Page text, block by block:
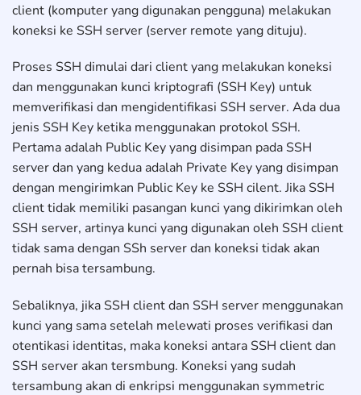
client (komputer yang digunakan pengguna) melakukan
koneksi ke SSH server (server remote yang dituju).
Proses SSH dimulai dari client yang melakukan koneksi
dan menggunakan kunci kriptografi (SSH Key) untuk
memverifikasi dan mengidentifikasi SSH server. Ada dua
jenis SSH Key ketika menggunakan protokol SSH.
Pertama adalah Public Key yang disimpan pada SSH
server dan yang kedua adalah Private Key yang disimpan
dengan mengirimkan Public Key ke SSH cilent. Jika SSH
client tidak memiliki pasangan kunci yang dikirimkan oleh
SSH server, artinya kunci yang digunakan oleh SSH client
tidak sama dengan SSh server dan koneksi tidak akan
pernah bisa tersambung.
Sebaliknya, jika SSH client dan SSH server menggunakan
kunci yang sama setelah melewati proses verifikasi dan
otentikasi identitas, maka koneksi antara SSH client dan
SSH server akan tersmbung. Koneksi yang sudah
tersambung akan di enkripsi menggunakan symmetric